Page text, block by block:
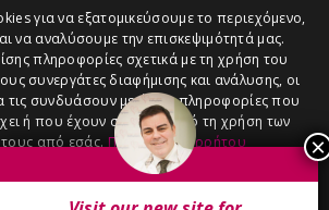
- 6971909090
- 6986100600
για να εξατομικεύσουμε το περιεχόμενο,
να αναλύσουμε την επισκεψιμότητά μας.
πληροφορίες σχετικά με τη χρήση του
συνεργάτες διαφήμισης και ανάλυσης, οι
τις συνδυάσουν με άλλες πληροφορίες που
ή που έχουν συλλέξει από τη χρήση των
από εσάς. Πολιτική Απορρήτου
ΑΠΌΔΟΣΗΣ